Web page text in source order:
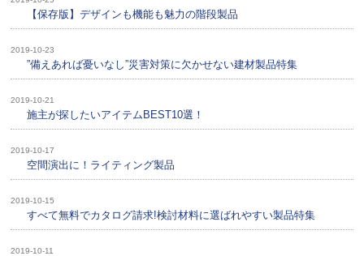
【保存版】デザインも機能も魅力の階段製品
2019-10-23
”備えあれば憂いなし”災害対策に欠かせない建材製品特集
2019-10-21
施主が探したいアイテムBEST10選！
2019-10-17
空間演出に！ライティング製品
2019-10-15
すべて無料でカタログ請求!検討材料に選ばれやすい製品特集
2019-10-11